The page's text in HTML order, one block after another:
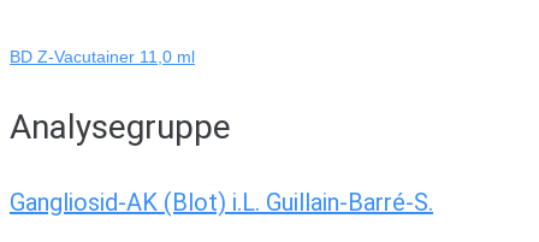
BD Z-Vacutainer 11,0 ml
Analysegruppe
Gangliosid-AK (Blot) i.L. Guillain-Barré-S.